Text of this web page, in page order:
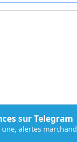
sur Telegram
alertes